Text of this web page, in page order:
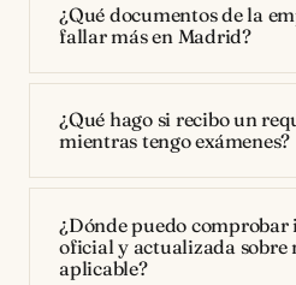
¿Qué documentos de la
fallar más en Madrid?
¿Qué hago si recibo un
mientras tengo exámenes?
¿Dónde puedo
oficial y actualizada sobre
aplicable?